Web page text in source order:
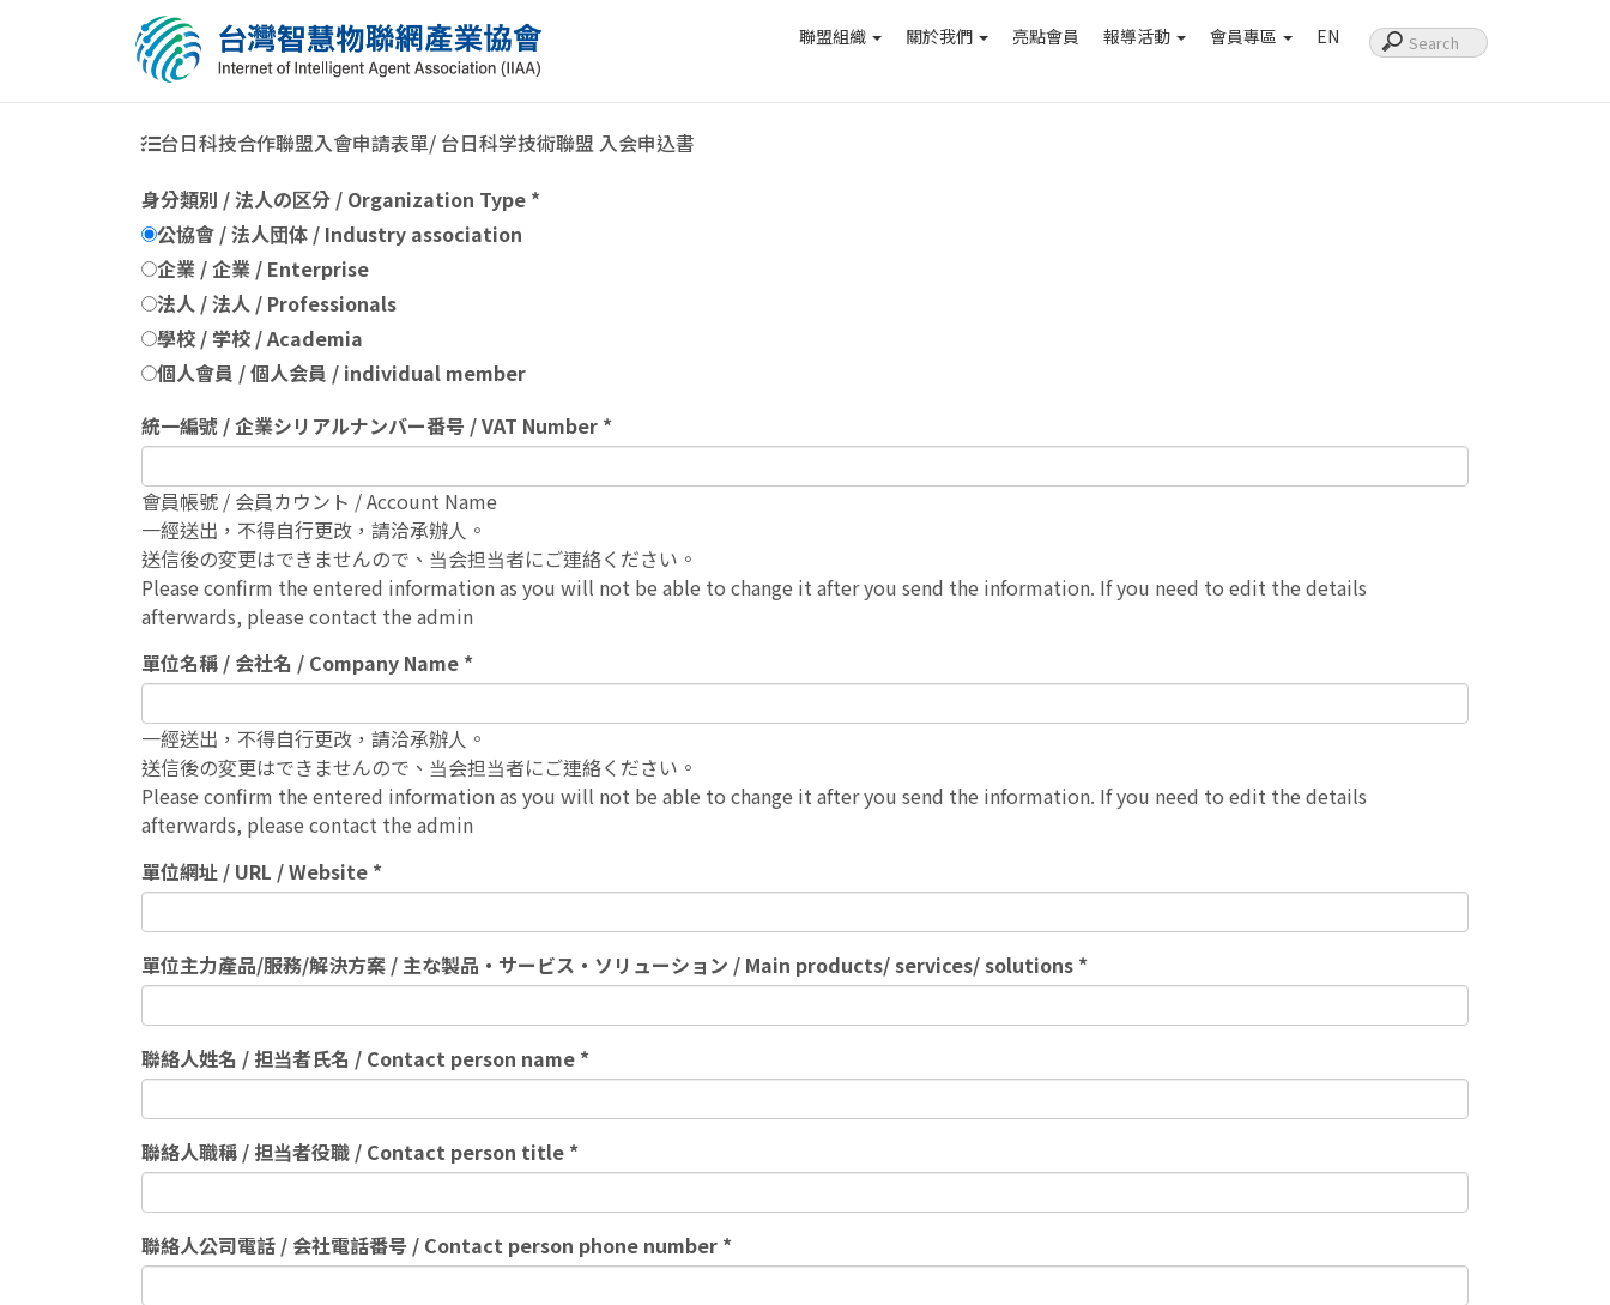
聯盟組織 關於我們 亮點會員 報導活動 會員專區 EN
台日科技合作聯盟入會申請表單/ 台日科学技術聯盟 入会申込書
身分類別 / 法人の区分 / Organization Type
公協會 / 法人団体 / Industry association
企業 / 企業 / Enterprise
法人 / 法人 / Professionals
學校 / 学校 / Academia
個人會員 / 個人会員 / individual member
統一編號 / 企業シリアルナンバー番号 / VAT Number
會員帳號 / 会員カウント / Account Name
一經送出，不得自行更改，請洽承辦人。
送信後の変更はできませんので、当会担当者にご連絡ください。
Please confirm the entered information as you will not be able to change it after you send the information. If you need to edit the details
afterwards, please contact the admin
單位名稱 / 会社名 / Company Name
一經送出，不得自行更改，請洽承辦人。
送信後の変更はできませんので、当会担当者にご連絡ください。
Please confirm the entered information as you will not be able to change it after you send the information. If you need to edit the details
afterwards, please contact the admin
單位網址 / URL / Website
單位主力產品/服務/解決方案 / 主な製品・サービス・ソリューション / Main products/ services/ solutions
聯絡人姓名 / 担当者氏名 / Contact person name
聯絡人職稱 / 担当者役職 / Contact person title
聯絡人公司電話 / 会社電話番号 / Contact person phone number